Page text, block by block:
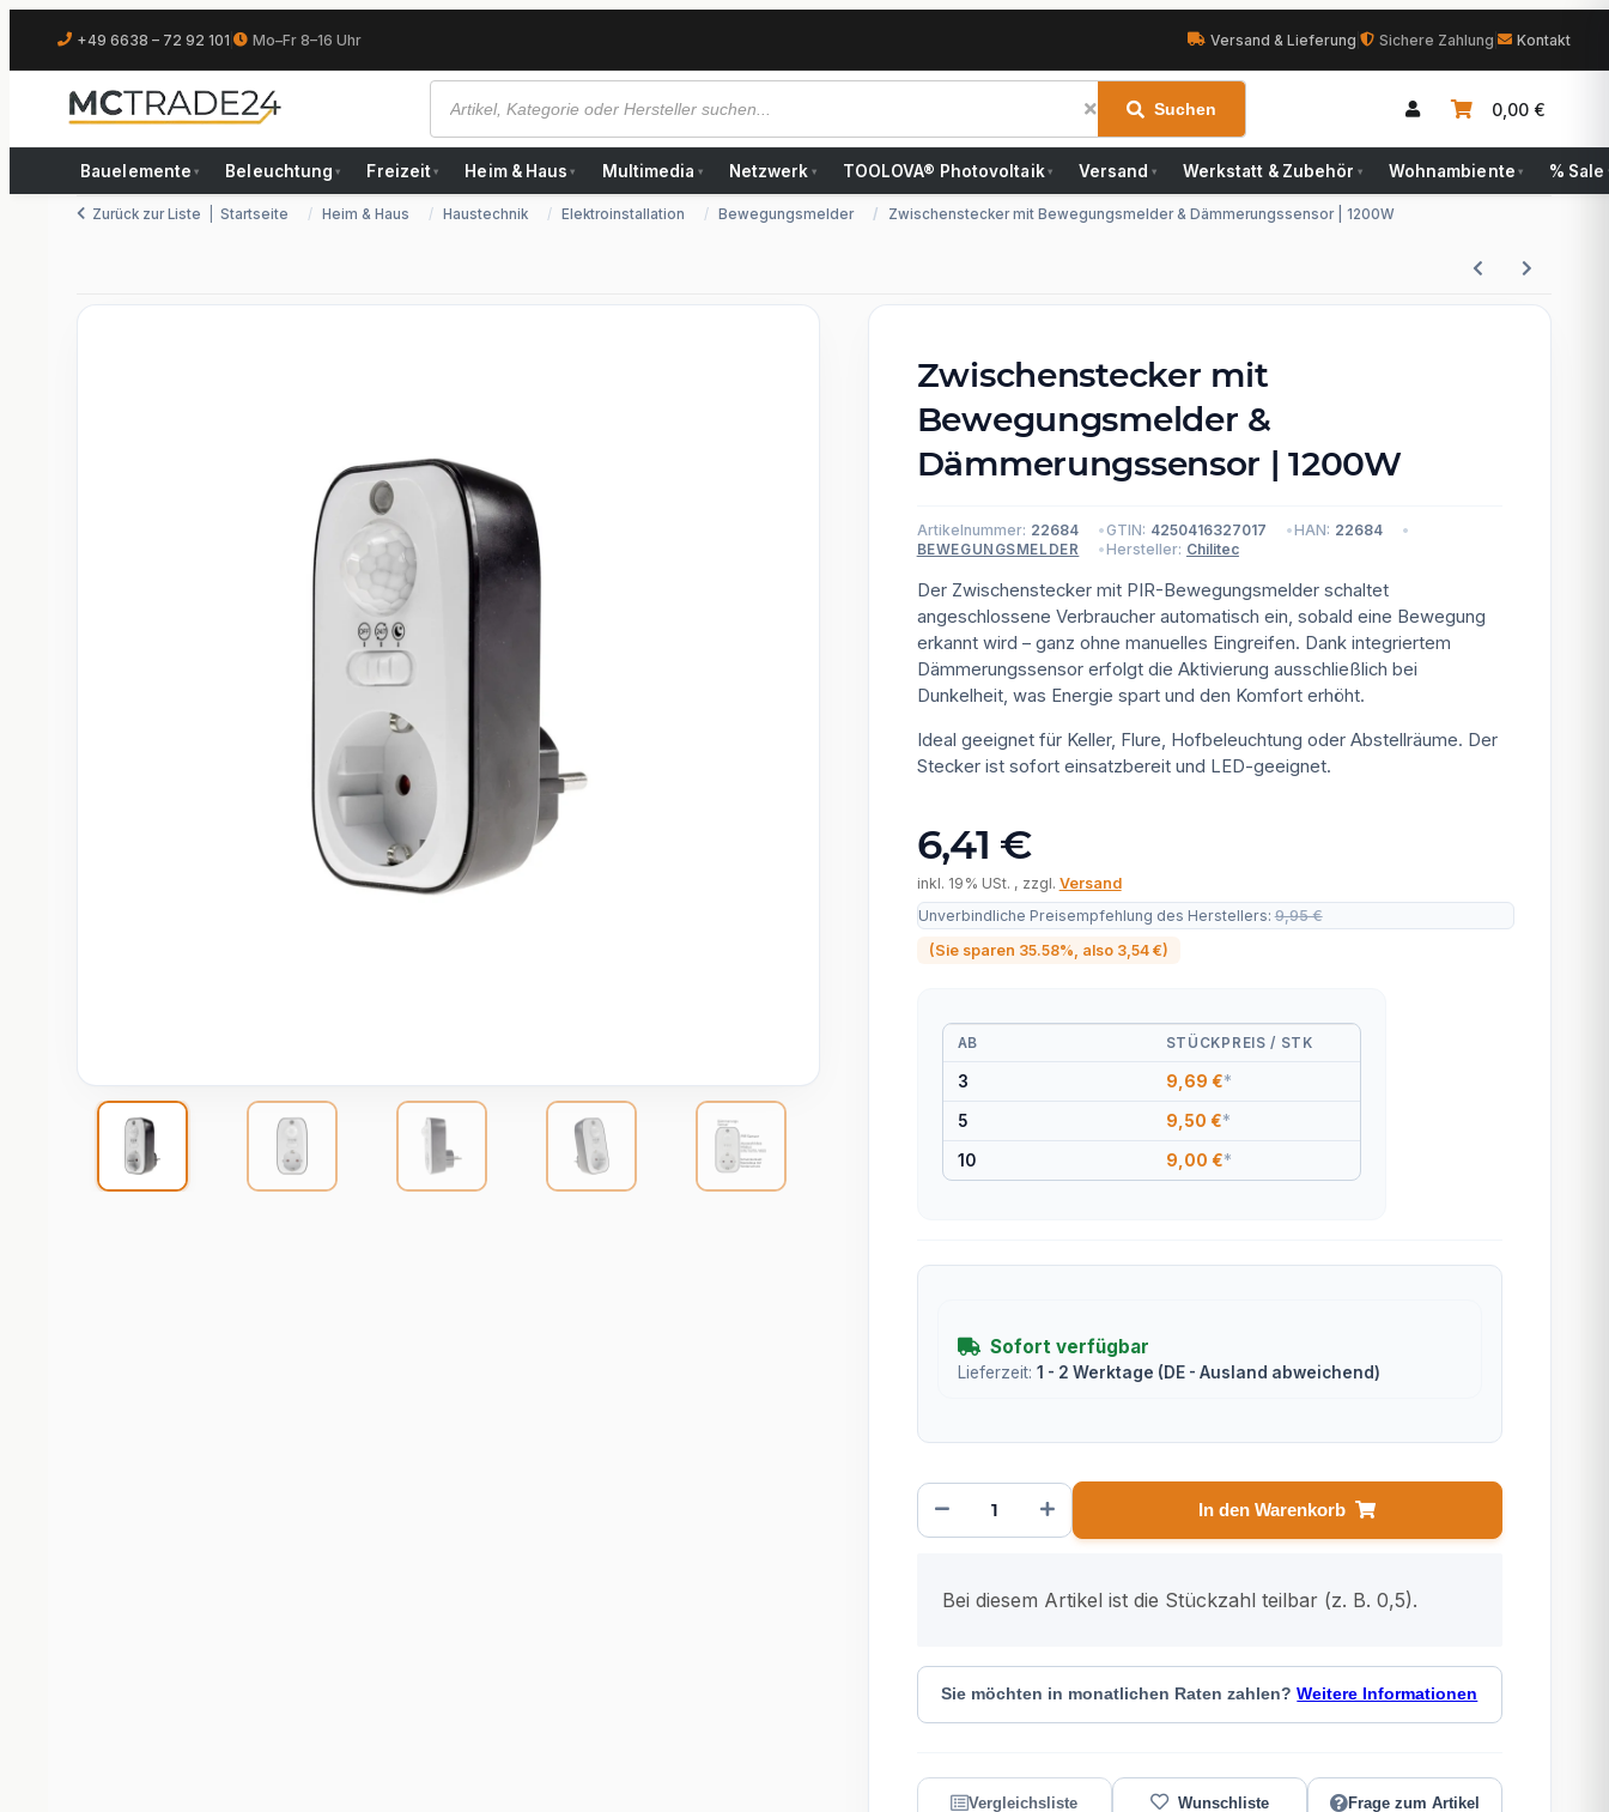
+49 6638 – 72 92 101 Mo–Fr 8–16 Uhr Versand & Lieferung Sichere Zahlung Kontakt
Suchen 0,00 €
Bauelemente ▾ Beleuchtung ▾ Freizeit ▾ Heim & Haus ▾ Multimedia ▾ Netzwerk ▾ TOOLOVA® Photovoltaik ▾ Versand ▾ Werkstatt & Zubehör ▾ Wohnambiente ▾ % Sale
Zurück zur Liste Startseite Heim & Haus Haustechnik Elektroinstallation Bewegungsmelder Zwischenstecker mit Bewegungsmelder & Dämmerungssensor | 1200W
Zwischenstecker mit
Bewegungsmelder &
Dämmerungssensor | 1200W
Artikelnummer: 22684 GTIN: 4250416327017 HAN: 22684
BEWEGUNGSMELDER Hersteller: Chilitec
Der Zwischenstecker mit PIR-Bewegungsmelder schaltet
angeschlossene Verbraucher automatisch ein, sobald eine Bewegung
erkannt wird – ganz ohne manuelles Eingreifen. Dank integriertem
Dämmerungssensor erfolgt die Aktivierung ausschließlich bei
Dunkelheit, was Energie spart und den Komfort erhöht.
Ideal geeignet für Keller, Flure, Hofbeleuchtung oder Abstellräume. Der
Stecker ist sofort einsatzbereit und LED-geeignet.
6,41 €
inkl. 19% USt. , zzgl. Versand
Unverbindliche Preisempfehlung des Herstellers:9,95 €
(Sie sparen 35.58% , also 3,54 €)
AB STÜCKPREIS / STK
3 9,69 €*
5 9,50 €*
10 9,00 €*
Sofort verfügbar
Lieferzeit: 1 - 2 Werktage (DE - Ausland abweichend)
In den Warenkorb
Bei diesem Artikel ist die Stückzahl teilbar (z. B. 0,5).
Sie möchten in monatlichen Raten zahlen?Weitere Informationen
Frage zum Artikel